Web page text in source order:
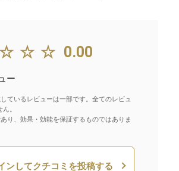
0.00
ー
ているレビューは一部です。全てのレビュ
。
り、効果・効能を保証するものではありま
ンしてクチコミを投稿する